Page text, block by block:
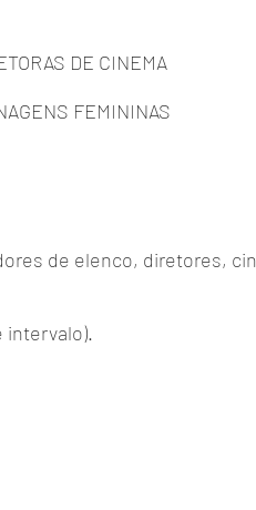
DE CINEMA
FEMININAS
de elenco, diretores,
intervalo).